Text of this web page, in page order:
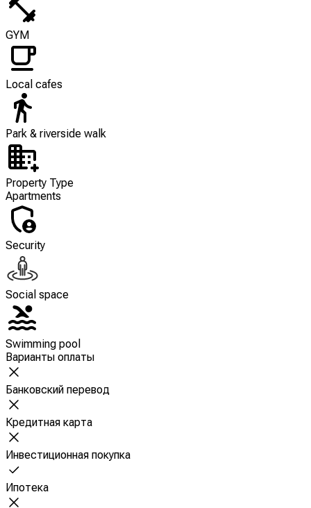
GYM
Local cafes
Park & riverside walk
Property Type
Apartments
Security
Social space
Swimming pool
Варианты оплаты
Банковский перевод
Кредитная карта
Инвестиционная покупка
Ипотека